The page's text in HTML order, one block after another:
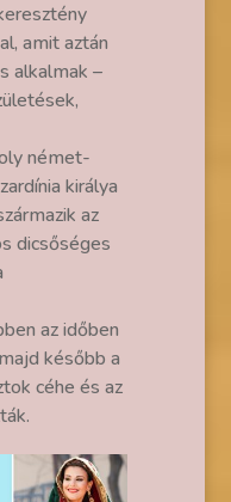
amit aztán
alkalmak –
német-
királya
az
dicsőséges
az időben
később a
céhe és az